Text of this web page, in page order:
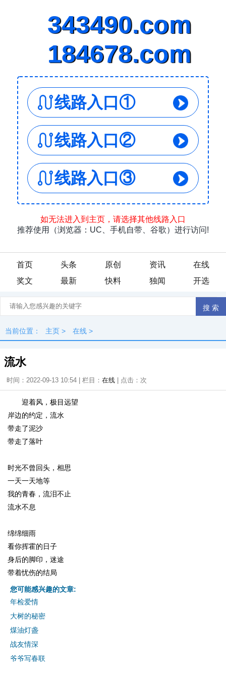
首页 头条 原创 资讯
在线
奖文
最新 快料 独闻 开选
当前位置： 主页 > 在线 >
流水
时间：2022-09-13 10:54 | 栏目： 在线 | 点击： 次
迎着风，极目远望
岸边的约定，流水
带走了泥沙
带走了落叶
时光不曾回头，相思
一天一天地等
我的青春，流泪不止
流水不息
绵绵细雨
看你挥霍的日子
身后的脚印，迷途
带着忧伤的结局
您可能感兴趣的文章:
年检爱情
大树的秘密
煤油灯盏
战友情深
爷爷写春联